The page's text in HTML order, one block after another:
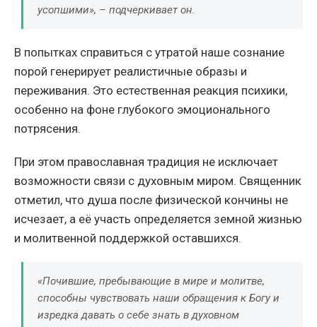
усопшими», – подчеркивает он.
В попытках справиться с утратой наше сознание
порой генерирует реалистичные образы и
переживания. Это естественная реакция психики,
особенно на фоне глубокого эмоционального
потрясения.
При этом православная традиция не исключает
возможности связи с духовным миром. Священник
отметил, что душа после физической кончины не
исчезает, а её участь определяется земной жизнью
и молитвенной поддержкой оставшихся.
«Почившие, пребывающие в мире и молитве,
способны чувствовать наши обращения к Богу и
изредка давать о себе знать в духовном